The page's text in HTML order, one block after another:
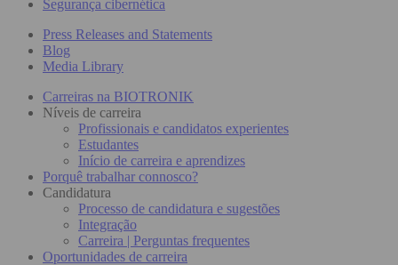
Segurança cibernética
Press Releases and Statements
Blog
Media Library
Carreiras na BIOTRONIK
Níveis de carreira
Profissionais e candidatos experientes
Estudantes
Início de carreira e aprendizes
Porquê trabalhar connosco?
Candidatura
Processo de candidatura e sugestões
Integração
Carreira | Perguntas frequentes
Oportunidades de carreira